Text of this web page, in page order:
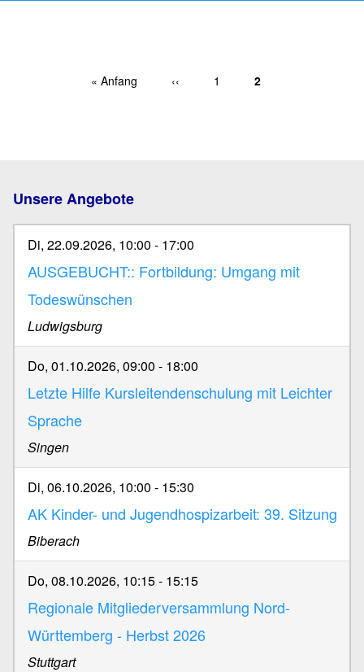
Erste Seite
« Anfang Vorherige Seite
‹‹ Page
1 Aktuelle Seite
2
Unsere Angebote
Di, 22.09.2026, 10:00 - 17:00
AUSGEBUCHT:: Fortbildung: Umgang mit
Todeswünschen
Ludwigsburg
Do, 01.10.2026, 09:00 - 18:00
Letzte Hilfe Kursleitendenschulung mit Leichter
Sprache
Singen
Di, 06.10.2026, 10:00 - 15:30
AK Kinder- und Jugendhospizarbeit: 39. Sitzung
Biberach
Do, 08.10.2026, 10:15- 15:15
Regionale Mitgliederversammlung Nord-
Württemberg - Herbst 2026
Stuttgart